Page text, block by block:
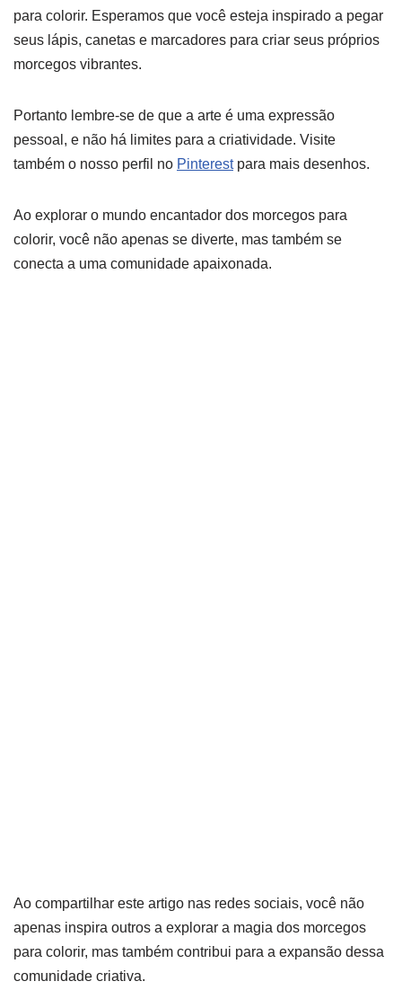
para colorir. Esperamos que você esteja inspirado a pegar
seus lápis, canetas e marcadores para criar seus próprios
morcegos vibrantes.
Portanto lembre-se de que a arte é uma expressão
pessoal, e não há limites para a criatividade. Visite
também o nosso perfil no Pinterestpara mais desenhos.
Ao explorar o mundo encantador dos morcegos para
colorir, você não apenas se diverte, mas também se
conecta a uma comunidade apaixonada.
Ao compartilhar este artigo nas redes sociais, você não
apenas inspira outros a explorar a magia dos morcegos
para colorir, mas também contribui para a expansão dessa
comunidade criativa.